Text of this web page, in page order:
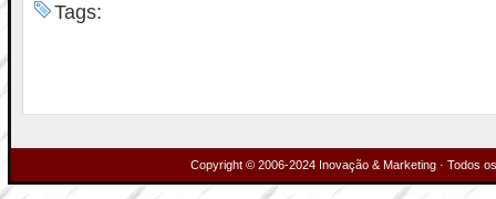
Tags:
Copyright © 2006-2024 Inovação & Marketing · Todos